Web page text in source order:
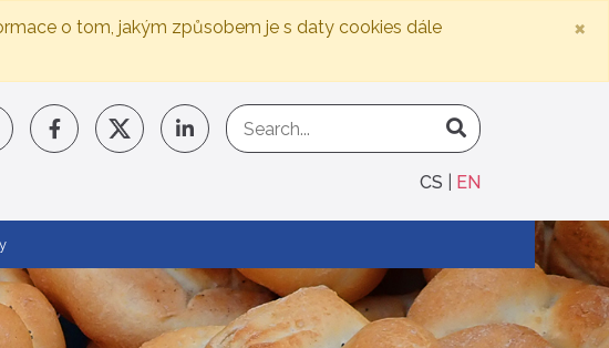
o tom, jakým způsobem je s daty cookies dále
×
CS EN